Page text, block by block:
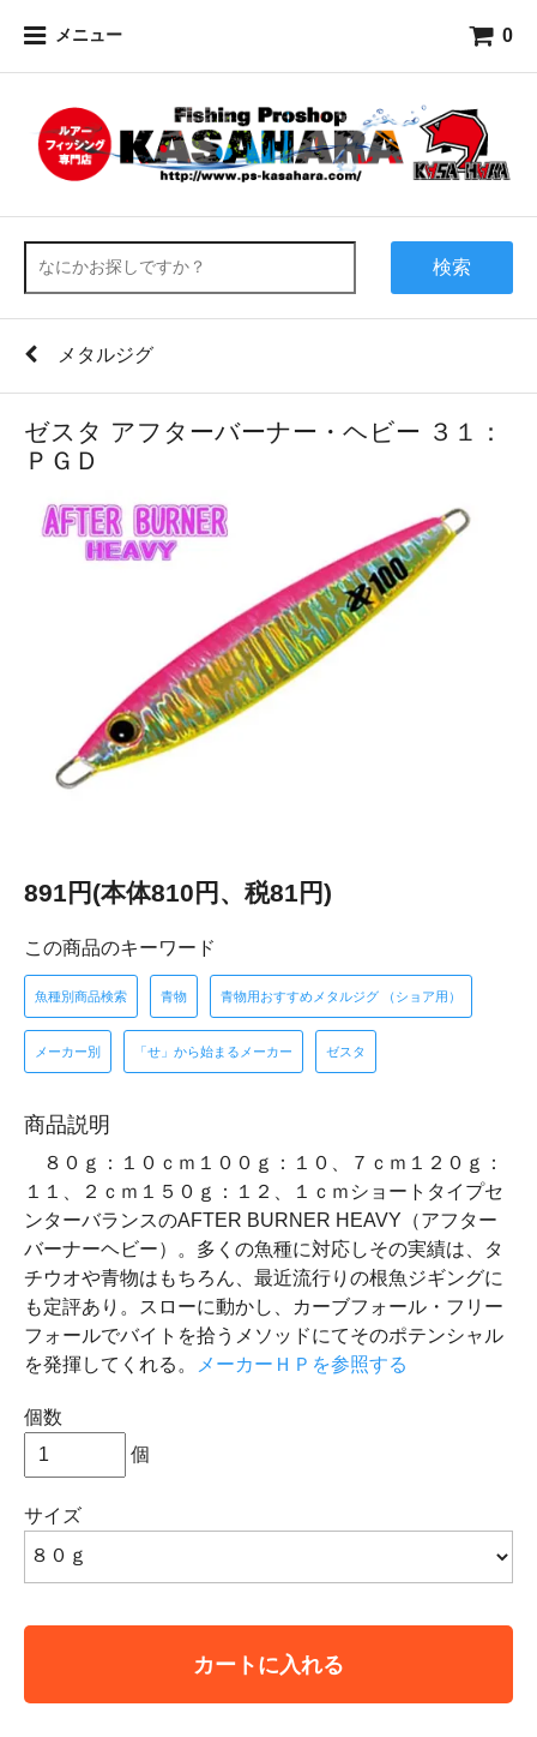
メニュー 0
検索
メタルジグ
ゼスタ アフターバーナー・ヘビー ３１：
ＰＧＤ
891円(本体810円、税81円)
この商品のキーワード
魚種別商品検索 青物 青物用おすすめメタルジグ （ショア用）
メーカー別 「せ」から始まるメーカー ゼスタ
商品説明
８０ｇ：１０ｃｍ１００ｇ：１０、７ｃｍ１２０ｇ：
１１、２ｃｍ１５０ｇ：１２、１ｃｍショートタイプセ
ンターバランスのAFTER BURNER HEAVY（アフター
バーナーヘビー）。多くの魚種に対応しその実績は、タ
チウオや青物はもちろん、最近流行りの根魚ジギングに
も定評あり。スローに動かし、カーブフォール・フリー
フォールでバイトを拾うメソッドにてそのポテンシャル
を発揮してくれる。
メーカーＨＰを参照する
個数
個
サイズ
カートに入れる